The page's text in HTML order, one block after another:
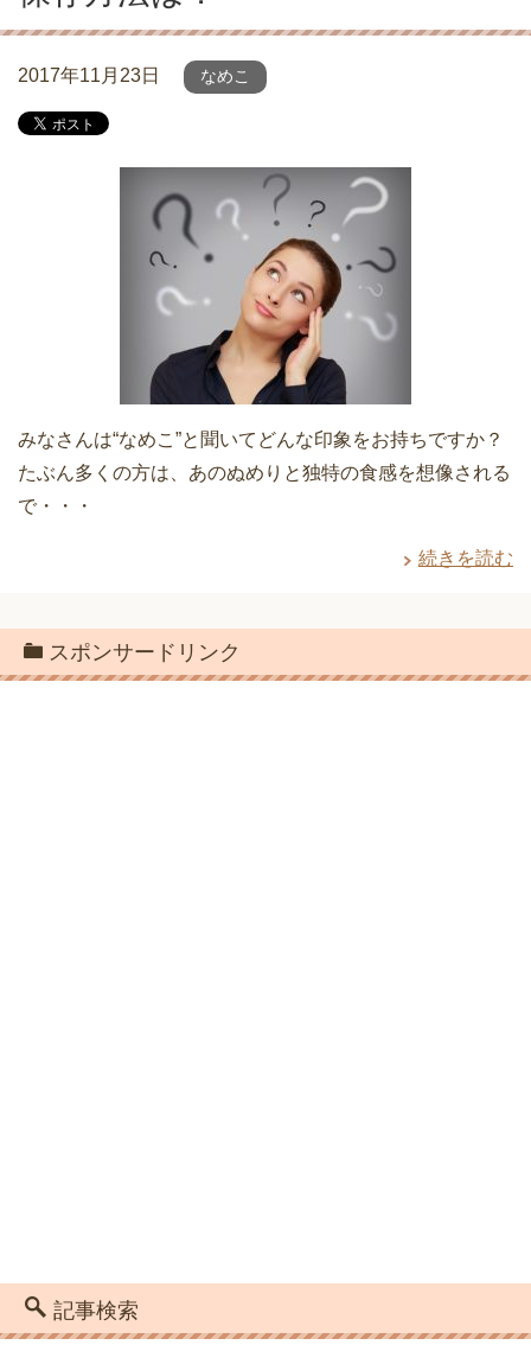
2017年11月23日 なめこ
みなさんは“なめこ”と聞いてどんな印象をお持ちですか？
たぶん多くの方は、あのぬめりと独特の食感を想像される
で・・・
続きを読む
スポンサードリンク
記事検索